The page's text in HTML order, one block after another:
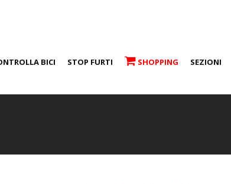
BICI STOP FURTI SHOPPING SEZIONI